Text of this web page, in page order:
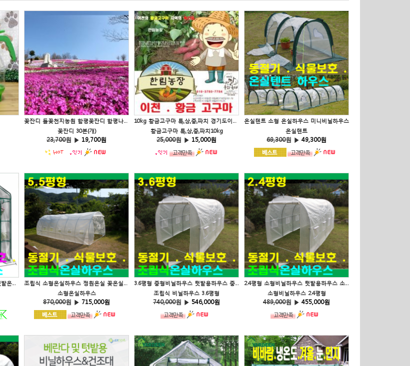
꽃잔디 들꽃천지농원 함평꽃잔디 함평나비대축제
꽃잔디 30본(개)
23,700원 ▶ 19,700원
10kg 황금고구마 특,상,중,파치 경기도이천 하림농원
황금고구마 특,상,중,파치10kg
25,000원 ▶ 15,000원
온실텐트 소형 온실하우스 미니비닐하우스
온실텐트
69,300원 ▶ 49,300원
TierMini 식물선반온실 정원온실 텃밭온실 조립식온실 온실텐트 비닐하우스
조립식 소형온실하우스 정원온실 꽃온실하우스 식물온실 텃밭온실 GH-56yj
소형온실하우스
870,000원 ▶ 715,000원
3.6평형 중형비닐하우스 텃밭용하우스 중형하우
조립식 비닐하우스 3.6평형
740,000원 ▶ 546,000원
2.4평형 소형비닐하우스 텃밭용하우스 소형하우스
소형비닐하우스 2.4평형
489,000원 ▶ 455,000원